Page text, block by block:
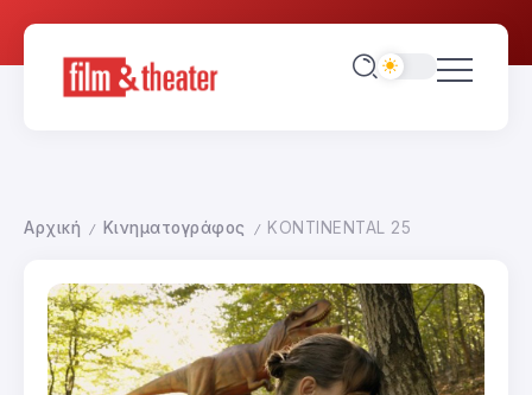
Αρχική / Κινηματογράφος / KONTINENTAL 25